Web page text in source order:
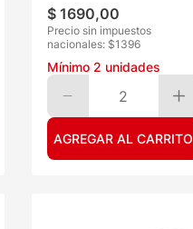
$ 1690,00
Precio sin impuestos
nacionales: $1396
Mínimo 2 unidades
2
AGREGAR AL CARRITO